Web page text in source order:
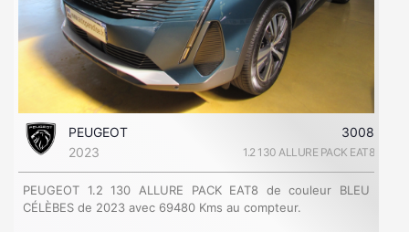
PEUGEOT
3008
2023
1.2 130 ALLURE PACK EAT8
PEUGEOT 1.2 130 ALLURE PACK EAT8 de couleur BLEU
CÉLÈBES de 2023 avec 69480 Kms au compteur.